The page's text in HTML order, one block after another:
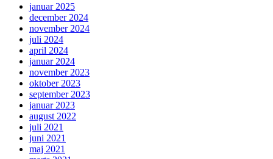
januar 2025
december 2024
november 2024
juli 2024
april 2024
januar 2024
november 2023
oktober 2023
september 2023
januar 2023
august 2022
juli 2021
juni 2021
maj 2021